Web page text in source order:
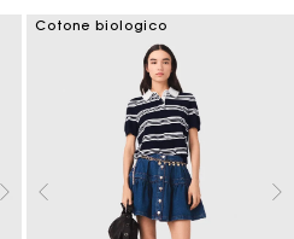
Cotone biologico